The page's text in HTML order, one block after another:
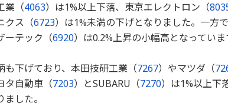
業（4063）は1%以上下落、東京エレクトロン（
クス（6723）は1%未満の下げとなりました。一方
ーテック（6920）は0.2%上昇の小幅高となっていま
も下げており、本田技研工業（7267）やマツダ（
タ自動車（7203）とSUBARU（7270）は1%以上下
した。